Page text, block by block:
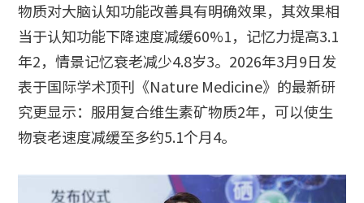
物质对大脑认知功能改善具有明确效果，其效果相
当于认知功能下降速度减缓60%1，记忆力提高3.1
年2，情景记忆衰老减少4.8岁3。2026年3月9日发
表于国际学术顶刊《Nature Medicine》的最新研
究更显示：服用复合维生素矿物质2年，可以使生
物衰老速度减缓至多约5.1个月4。